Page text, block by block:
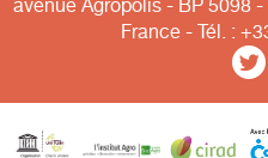
avenue Agropolis - BP 5098
France - Tél. :